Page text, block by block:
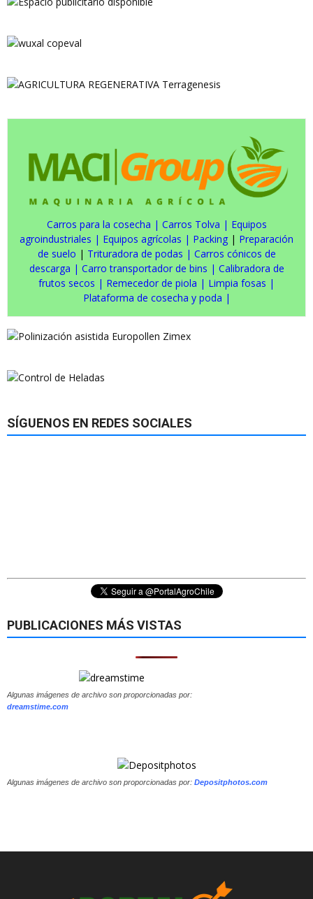
Carros para la cosecha | Carros Tolva | Equipos
agroindustriales | Equipos agrícolas | Packing | Preparación
de suelo | Trituradora de podas | Carros cónicos de
descarga | Carro transportador de bins | Calibradora de
frutos secos | Remecedor de piola | Limpia fosas |
Plataforma de cosecha y poda |
SÍGUENOS EN REDES SOCIALES
PUBLICACIONES MÁS VISTAS
Algunas imágenes de archivo son proporcionadas por:
dreamstime.com
Algunas imágenes de archivo son proporcionadas por: Depositphotos.com